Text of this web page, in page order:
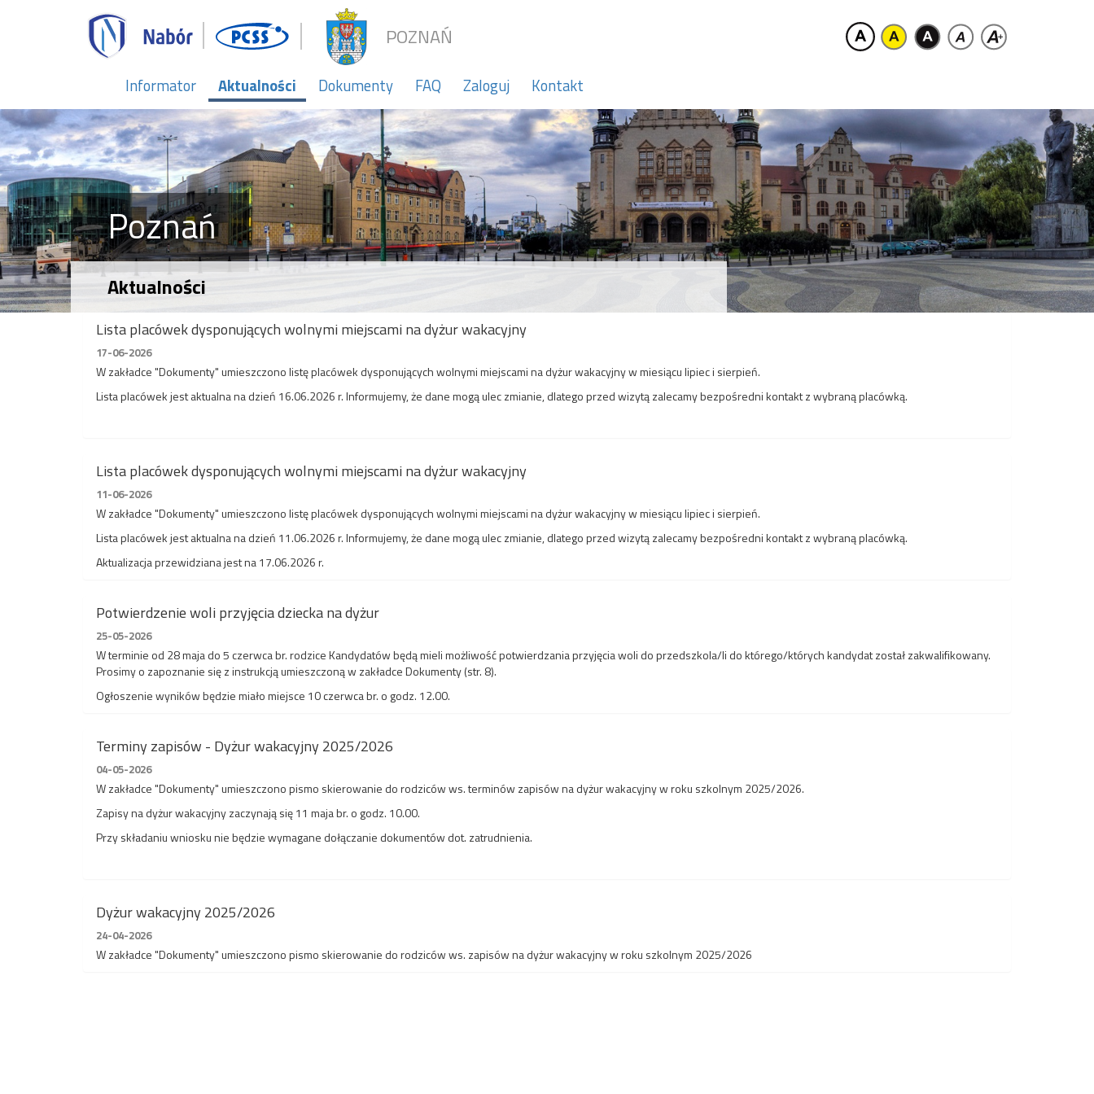
POZNAŃ
Informator Aktualności Dokumenty FAQ Zaloguj Kontakt
Poznań
Aktualności
Lista placówek dysponujących wolnymi miejscami na dyżur wakacyjny
17-06-2026
W zakładce "Dokumenty" umieszczono listę placówek dysponujących wolnymi miejscami na dyżur wakacyjny w miesiącu lipiec i sierpień.
Lista placówek jest aktualna na dzień 16.06.2026 r. Informujemy, że dane mogą ulec zmianie, dlatego przed wizytą zalecamy bezpośredni kontakt z wybraną placówką.
Lista placówek dysponujących wolnymi miejscami na dyżur wakacyjny
11-06-2026
W zakładce "Dokumenty" umieszczono listę placówek dysponujących wolnymi miejscami na dyżur wakacyjny w miesiącu lipiec i sierpień.
Lista placówek jest aktualna na dzień 11.06.2026 r. Informujemy, że dane mogą ulec zmianie, dlatego przed wizytą zalecamy bezpośredni kontakt z wybraną placówką.
Aktualizacja przewidziana jest na 17.06.2026 r.
Potwierdzenie woli przyjęcia dziecka na dyżur
25-05-2026
W terminie od 28 maja do 5 czerwca br. rodzice Kandydatów będą mieli możliwość potwierdzania przyjęcia woli do przedszkola/li do którego/których kandydat został zakwalifikowany.
Prosimy o zapoznanie się z instrukcją umieszczoną w zakładce Dokumenty (str. 8).
Ogłoszenie wyników będzie miało miejsce 10 czerwca br. o godz. 12.00.
Terminy zapisów - Dyżur wakacyjny 2025/2026
04-05-2026
W zakładce "Dokumenty" umieszczono pismo skierowanie do rodziców ws. terminów zapisów na dyżur wakacyjny w roku szkolnym 2025/2026.
Zapisy na dyżur wakacyjny zaczynają się 11 maja br. o godz. 10.00.
Przy składaniu wniosku nie będzie wymagane dołączanie dokumentów dot. zatrudnienia.
Dyżur wakacyjny 2025/2026
24-04-2026
W zakładce "Dokumenty" umieszczono pismo skierowanie do rodziców ws. zapisów na dyżur wakacyjny w roku szkolnym 2025/2026